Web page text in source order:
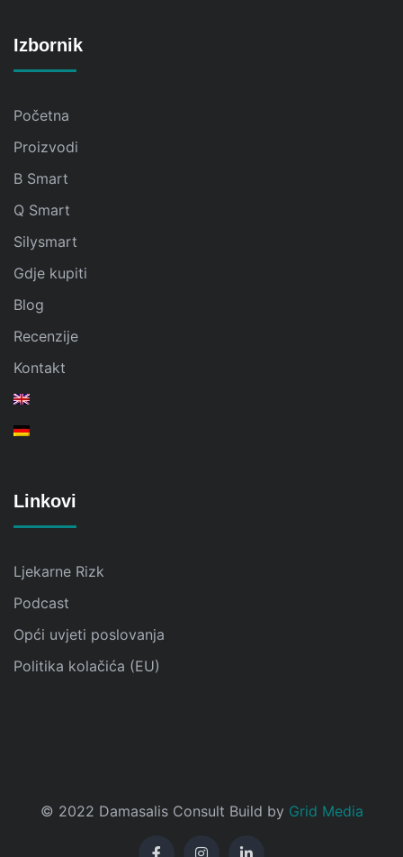
Izbornik
Početna
Proizvodi
B Smart
Q Smart
Silysmart
Gdje kupiti
Blog
Recenzije
Kontakt
Linkovi
Ljekarne Rizk
Podcast
Opći uvjeti poslovanja
Politika kolačića (EU)
© 2022 Damasalis Consult Build by Grid Media